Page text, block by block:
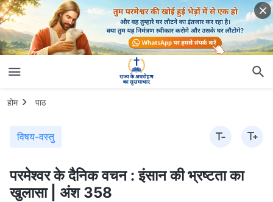
होम पाठ
विषय-वस्तु
परमेश्वर के दैनिक वचन : इंसान की भ्रष्टता का
खुलासा | अंश 358